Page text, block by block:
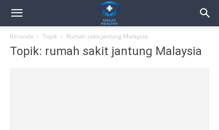
Beranda Topik Rumah sakit jantung Malaysia
Topik: rumah sakit jantung Malaysia